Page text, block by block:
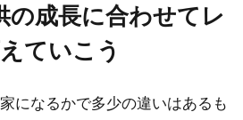
の成長に合わせてレ
ていこう
になるかで多少の違いはあるも